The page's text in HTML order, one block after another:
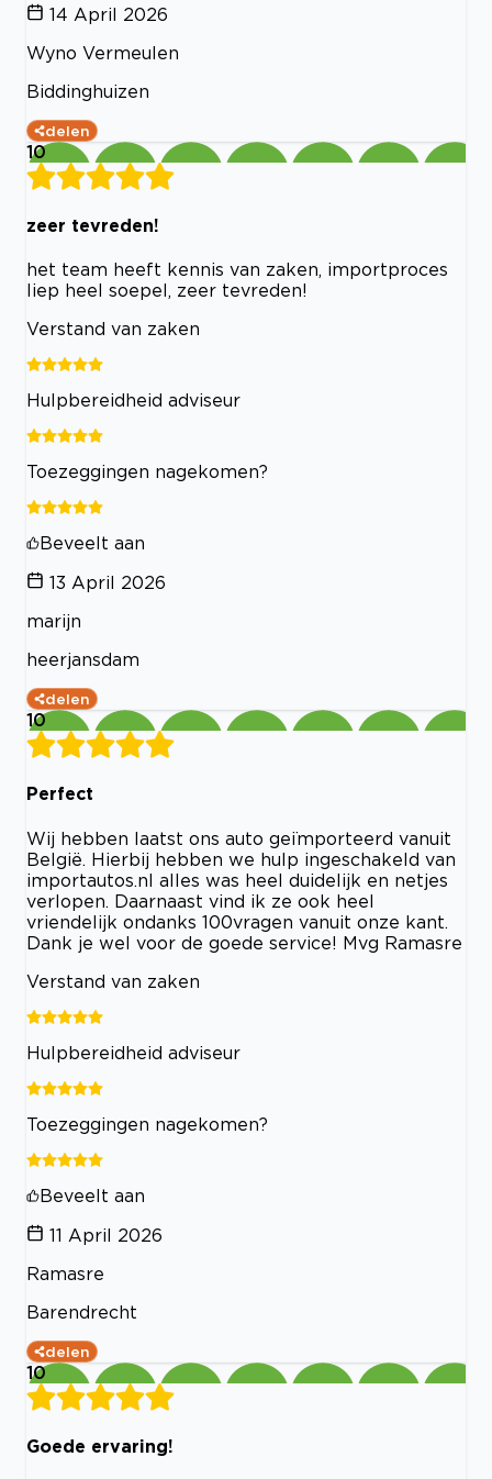
14 April 2026
Wyno Vermeulen
Biddinghuizen
delen
10
zeer tevreden!
het team heeft kennis van zaken, importproces
liep heel soepel, zeer tevreden!
Verstand van zaken
Hulpbereidheid adviseur
Toezeggingen nagekomen?
Beveelt aan
13 April 2026
marijn
heerjansdam
delen
10
Perfect
Wij hebben laatst ons auto geïmporteerd vanuit
België. Hierbij hebben we hulp ingeschakeld van
importautos.nl alles was heel duidelijk en netjes
verlopen. Daarnaast vind ik ze ook heel
vriendelijk ondanks 100vragen vanuit onze kant.
Dank je wel voor de goede service! Mvg Ramasre
Verstand van zaken
Hulpbereidheid adviseur
Toezeggingen nagekomen?
Beveelt aan
11 April 2026
Ramasre
Barendrecht
delen
10
Goede ervaring!